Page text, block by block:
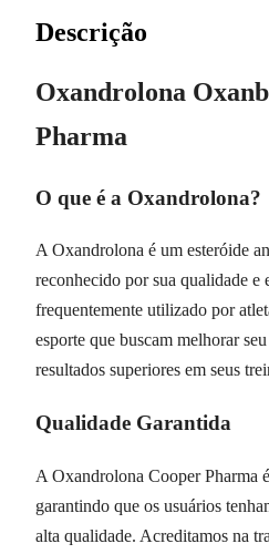
Descrição
Oxandrolona
Pharma
O que é a Oxandrolona?
A Oxandrolona é um esteróide
reconhecido por sua qualidade e
frequentemente utilizado por
esporte que buscam melhorar
resultados superiores em seus
Qualidade Garantida
A Oxandrolona Cooper Pharma
garantindo que os usuários
alta qualidade. Acreditamos na